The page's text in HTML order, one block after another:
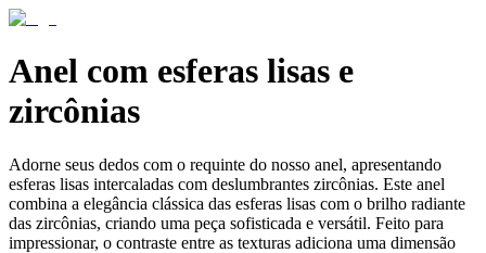
Anel com esferas lisas e
zircônias
Adorne seus dedos com o requinte do nosso anel, apresentando
esferas lisas intercaladas com deslumbrantes zircônias. Este anel
combina a elegância clássica das esferas lisas com o brilho radiante
das zircônias, criando uma peça sofisticada e versátil. Feito para
impressionar, o contraste entre as texturas adiciona uma dimensão